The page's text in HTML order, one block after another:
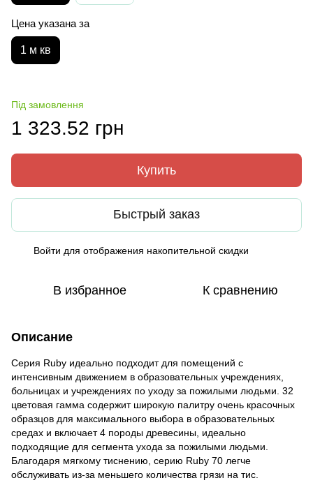
Цена указана за
1 м кв
Під замовлення
1 323.52 грн
Купить
Быстрый заказ
Войти для отображения накопительной скидки
В избранное К сравнению
Описание
Серия Ruby идеально подходит для помещений с
интенсивным движением в образовательных учреждениях,
больницах и учреждениях по уходу за пожилыми людьми. 32
цветовая гамма содержит широкую палитру очень красочных
образцов для максимального выбора в образовательных
средах и включает 4 породы древесины, идеально
подходящие для сегмента ухода за пожилыми людьми.
Благодаря мягкому тиснению, серию Ruby 70 легче
обслуживать из-за меньшего количества грязи на тис.